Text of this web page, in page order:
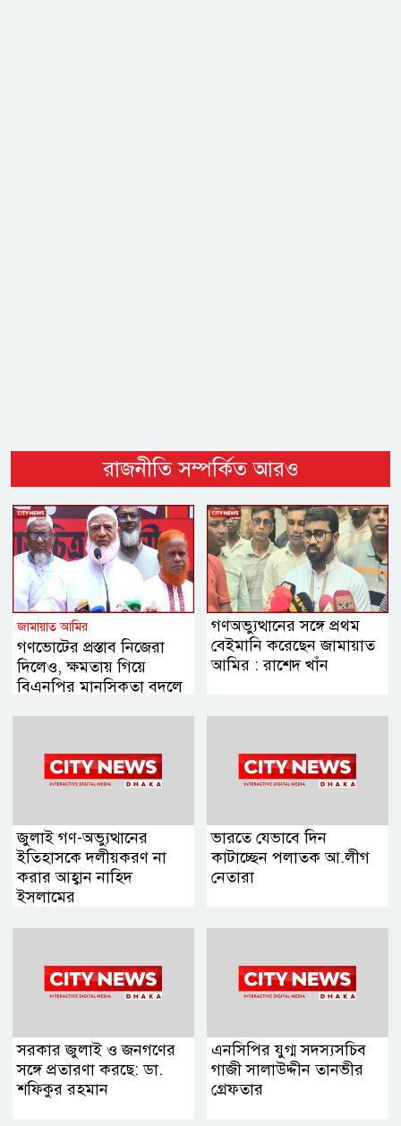
রাজনীতি সম্পর্কিত আরও
জামায়াত আমির
গণভোটের প্রস্তাব নিজেরা
দিলেও, ক্ষমতায় গিয়ে
বিএনপির মানসিকতা বদলে
গণঅভ্যুত্থানের সঙ্গে প্রথম
বেইমানি করেছেন জামায়াত
আমির : রাশেদ খাঁন
জুলাই গণ-অভ্যুত্থানের
ইতিহাসকে দলীয়করণ না
করার আহ্বান নাহিদ
ইসলামের
ভারতে যেভাবে দিন
কাটাচ্ছেন পলাতক আ.লীগ
নেতারা
সরকার জুলাই ও জনগণের
সঙ্গে প্রতারণা করছে: ডা.
শফিকুর রহমান
এনসিপির যুগ্ম সদস্যসচিব
গাজী সালাউদ্দীন তানভীর
গ্রেফতার